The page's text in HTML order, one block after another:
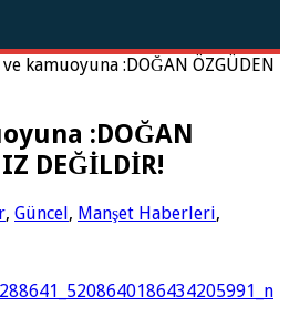
ve kamuoyuna :DOĞAN ÖZGÜDEN
:DOĞAN
DEĞİLDİR!
, Güncel, Manşet Haberleri,